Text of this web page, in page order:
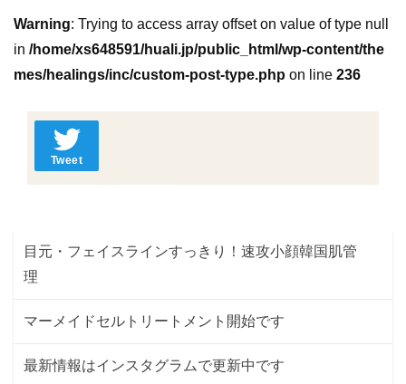
Warning: Trying to access array offset on value of type null
in /home/xs648591/huali.jp/public_html/wp-content/the
mes/healings/inc/custom-post-type.php on line 236
Tweet
目元・フェイスラインすっきり！速攻小顔韓国肌管
理
マーメイドセルトリートメント開始です
最新情報はインスタグラムで更新中です